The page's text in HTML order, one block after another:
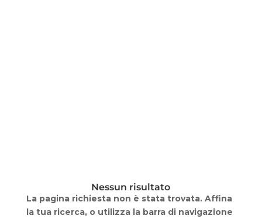
Nessun risultato
La pagina richiesta non è stata trovata. Affina
la tua ricerca, o utilizza la barra di navigazione